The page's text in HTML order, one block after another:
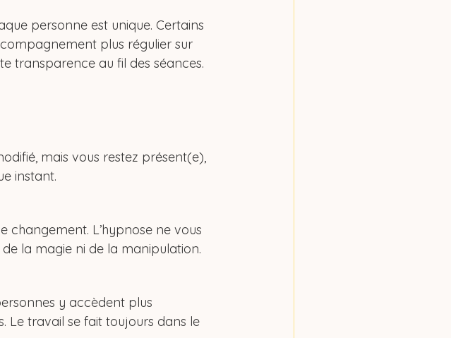
personne est unique. Certains
plus régulier sur
transparence au fil des séances.
mais vous restez présent(e),
instant.
changement. L’hypnose ne vous
la magie ni de la manipulation.
y accèdent plus
Le travail se fait toujours dans le